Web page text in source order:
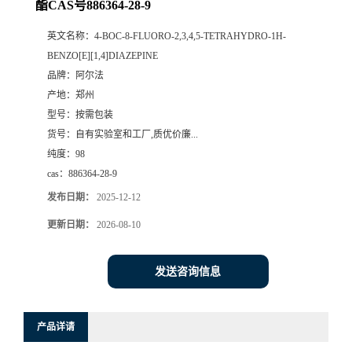
酯CAS号886364-28-9
英文名称： 4-BOC-8-FLUORO-2,3,4,5-TETRAHYDRO-1H-
BENZO[E][1,4]DIAZEPINE
品牌：
阿尔法
产地： 郑州
型号： 按需包装
货号：
自有实验室和工厂,质优价廉...
纯度： 98
cas： 886364-28-9
发布日期： 2025-12-12
更新日期： 2026-08-10
发送咨询信息
产品详请